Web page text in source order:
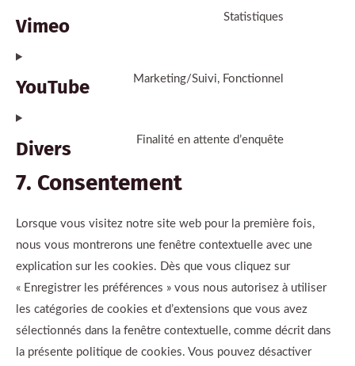
Vimeo Statistiques
YouTube Marketing/Suivi, Fonctionnel
Divers Finalité en attente d’enquête
7. Consentement
Lorsque vous visitez notre site web pour la première fois,
nous vous montrerons une fenêtre contextuelle avec une
explication sur les cookies. Dès que vous cliquez sur
« Enregistrer les préférences » vous nous autorisez à utiliser
les catégories de cookies et d’extensions que vous avez
sélectionnés dans la fenêtre contextuelle, comme décrit dans
la présente politique de cookies. Vous pouvez désactiver